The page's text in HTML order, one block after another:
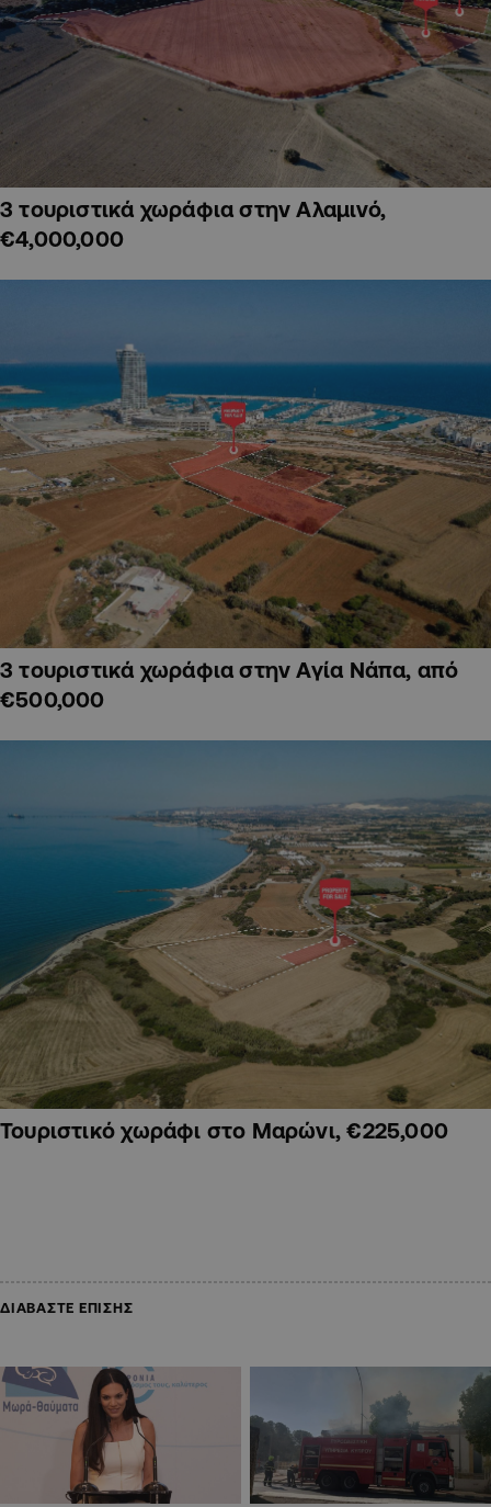
3 τουριστικά χωράφια στην Αλαμινό,
€4,000,000
3 τουριστικά χωράφια στην Αγία Νάπα, από
€500,000
Τουριστικό χωράφι στο Μαρώνι, €225,000
ΔΙΑΒΑΣΤΕ ΕΠΙΣΗΣ